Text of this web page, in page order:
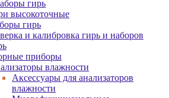
гирь
высокоточные
гирь
и калибровка гирь и наборов
приборы
влажности
Аксессуары для анализаторов
влажности